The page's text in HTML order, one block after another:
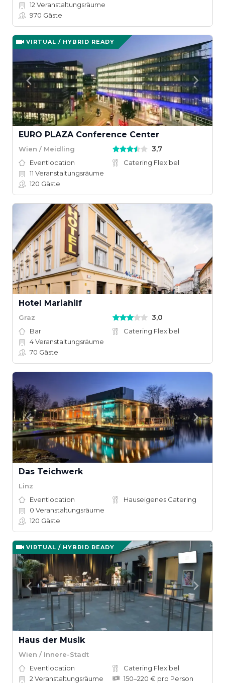
12 Veranstaltungsräume
970 Gäste
VIRTUAL / HYBRID READY
EURO PLAZA Conference Center
Wien / Meidling 3,7
Eventlocation
Catering Flexibel
11 Veranstaltungsräume
120 Gäste
Hotel Mariahilf
Graz 3,0
Bar
Catering Flexibel
4Veranstaltungsräume
70 Gäste
Das Teichwerk
Linz
Eventlocation
Hauseigenes Catering
0 Veranstaltungsräume
120 Gäste
VIRTUAL / HYBRID READY
Haus der Musik
Wien / Innere-Stadt
Eventlocation
Catering Flexibel
2 Veranstaltungsräume
150–220 € pro Person